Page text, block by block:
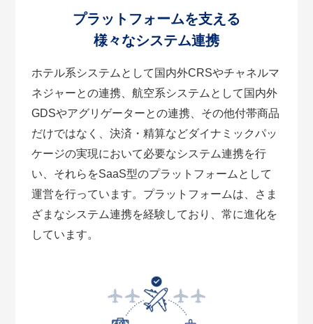
プラットフォームを支える
様々なシステム連携
ホテル系システムとして国内外CRSやチャネルマ
ネジャーとの連携、航空系システムとして国内外
GDSやアグリゲーターとの連携、その他付帯商品
だけではなく、決済・精算などダイナミックパッ
ケージの実現において必要なシステム連携を行
い、それらをSaaS型のプラットフォームとして
運営を行っています。プラットフォームは、さま
ざまなシステム連携を経験しており、常に進化を
しています。